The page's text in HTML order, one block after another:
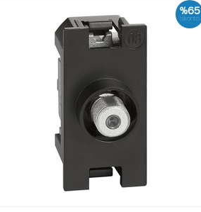
%65
İskonto